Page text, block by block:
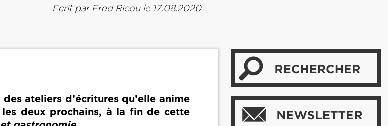
Ecrit par Fred Ricoule 17.08.2020
ateliers d’écritures qu’elle anime
deux prochains, à la fin de cette